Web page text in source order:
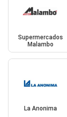
Supermercados
Malambo
La Anonima